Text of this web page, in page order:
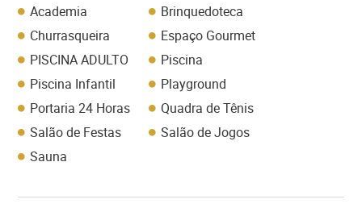
Academia
Brinquedoteca
Churrasqueira
Espaço Gourmet
PISCINA ADULTO
Piscina
Piscina Infantil
Playground
Portaria 24 Horas
Quadra de Tênis
Salão de Festas
Salão de Jogos
Sauna